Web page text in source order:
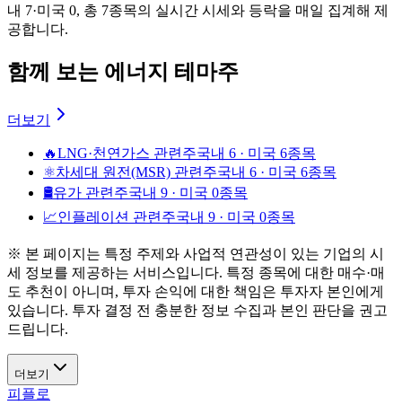
내 7·미국 0, 총 7종목의 실시간 시세와 등락을 매일 집계해 제
공합니다.
함께 보는 에너지 테마주
더보기
🔥LNG·천연가스 관련주국내 6 · 미국 6종목
⚛️차세대 원전(MSR) 관련주국내 6 · 미국 6종목
🛢️유가 관련주국내 9 · 미국 0종목
📈인플레이션 관련주국내 9 · 미국 0종목
※ 본 페이지는 특정 주제와 사업적 연관성이 있는 기업의 시
세 정보를 제공하는 서비스입니다. 특정 종목에 대한 매수·매
도 추천이 아니며, 투자 손익에 대한 책임은 투자자 본인에게
있습니다. 투자 결정 전 충분한 정보 수집과 본인 판단을 권고
드립니다.
더보기
피플로